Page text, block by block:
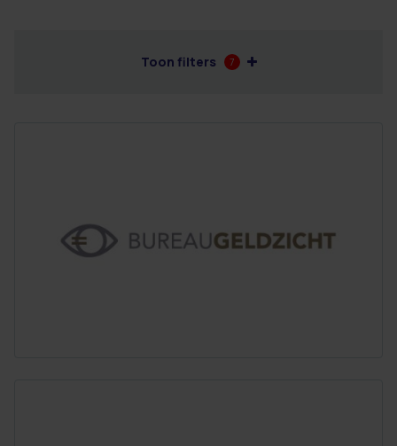
Toon filters 7